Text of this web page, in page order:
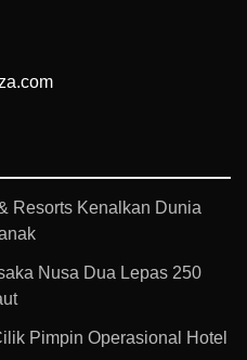
Resorts Kenalkan Dunia
Nusa Dua Lepas 250
Pimpin Operasional Hotel